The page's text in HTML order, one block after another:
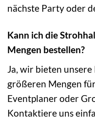
nächste Party oder
Kann ich die
Mengen bestellen?
Ja, wir bieten
größeren Mengen
Eventplaner oder
Kontaktiere uns